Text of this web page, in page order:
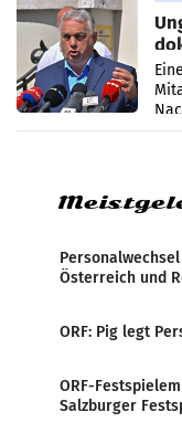
Österreich und
ORF: Pig legt
ORF-
Salzburger